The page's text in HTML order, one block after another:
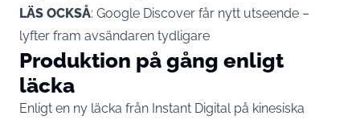
LÄS OCKSÅ: Google Discover får nytt utseende –
lyfter fram avsändaren tydligare
Produktion på gång enligt
läcka
Enligt en ny läcka från Instant Digital på kinesiska